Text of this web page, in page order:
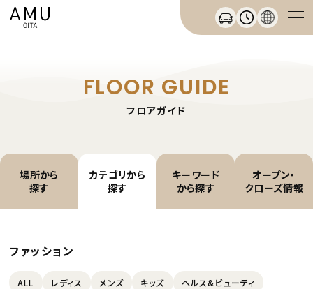
FLOOR GUIDE
フロアガイド
場所から
探す
カテゴリから
探す
キーワード
から探す
オープン・
クローズ情報
ファッション
ALL レディス メンズ キッズ
ヘルス&ビューティ